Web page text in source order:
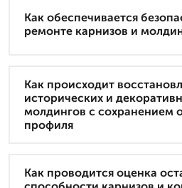
Как обеспечивается
ремонте карнизов и
Как происходит
исторических и
молдингов с сохранением
профиля
Как проводится оценка